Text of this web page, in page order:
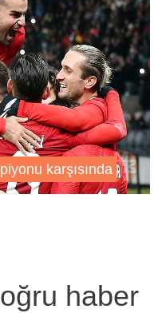
karşısında
haber